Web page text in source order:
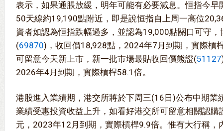
表示，如果通脹放緩，明年可能有必要減息。恒指今
50天線約19,190點附近，即是說恒指自上周一高位
資者如認為恒指跌幅過多，並認為19,000點關口可守
(69870)，收回價18,928點，2024年7月到期，實際槓
可留意今天新上市，新一批市場最貼收回價熊證(51127
2026年4月到期，實際槓桿58.1倍。
港股進入業績期，港交所將於下周三(16日)公布中期業
業績受惠投資收益上升，如看好港交所可留意相關認購
元，2023年12月到期，實際槓桿9.9倍。惟有大行稱，